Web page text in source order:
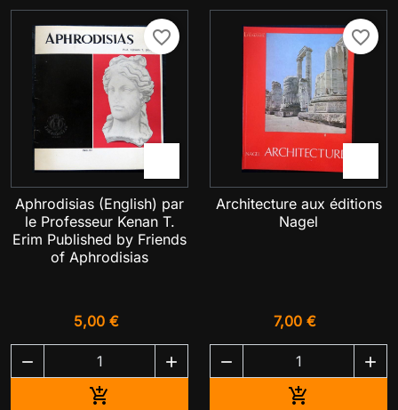
favorite_border
Aphrodisias (English) par
le Professeur Kenan T.
Erim Published by Friends
of Aphrodisias
5,00 €
 

favorite_border
Architecture aux éditions
Nagel
7,00 €
 
